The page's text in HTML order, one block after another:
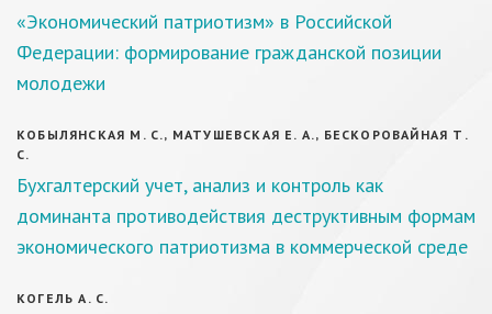
«Экономический патриотизм» в Российской
Федерации: формирование гражданской позиции
молодежи
КОБЫЛЯНСКАЯ М. С., МАТУШЕВСКАЯ Е. А., БЕСКОРОВАЙНАЯ Т.
С.
Бухгалтерский учет, анализ и контроль как
доминанта противодействия деструктивным формам
экономического патриотизма в коммерческой среде
КОГЕЛЬ А. С.